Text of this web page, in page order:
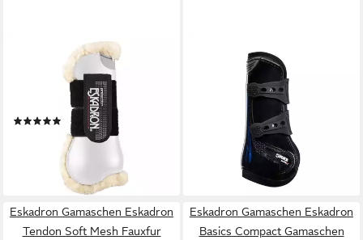
Gamaschen Eskadron Basics
Flexisoft Fauxfur Gamaschen
(1)
lieferbar - in 6-7 Werktagen bei dir
Gamaschen Eskadron Basics
Pro.Flex Sport Gamaschen
lieferbar - in 2-3 Werktagen bei dir
Eskadron Gamaschen Eskadron
Tendon Soft Mesh Fauxfur
Eskadron Gamaschen Eskadron
Basics Compact Gamaschen